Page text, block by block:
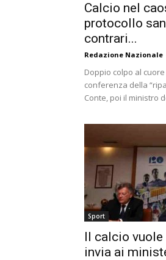
Calcio nel
protocollo
contrari...
Redazione Nazionale
Doppio colpo al
conferenza della
Conte, poi il ministro
Sport
Il calcio
invia ai